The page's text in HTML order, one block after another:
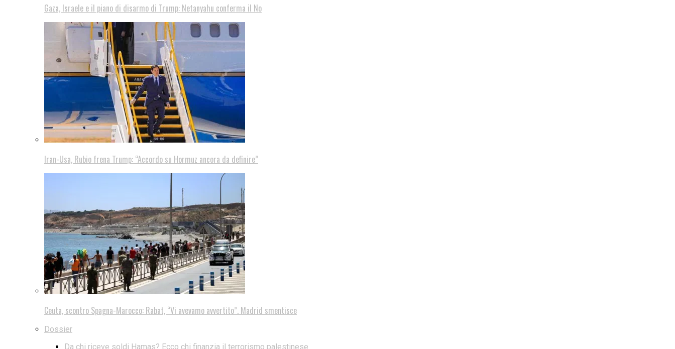
Gaza, Israele e il piano di disarmo di Trump: Netanyahu conferma il No
Iran-Usa, Rubio frena Trump: “Accordo su Hormuz ancora da definire”
Ceuta, scontro Spagna-Marocco: Rabat, “Vi avevamo avvertito”. Madrid smentisce
Dossier
Da chi riceve soldi Hamas? Ecco chi finanzia il terrorismo palestinese